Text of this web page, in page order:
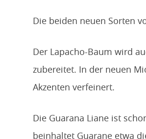
Die beiden neuen Sorten
Der Lapacho-Baum wird
zubereitet. In der neuen
Akzenten verfeinert.
Die Guarana Liane ist
beinhaltet Guarane etwa